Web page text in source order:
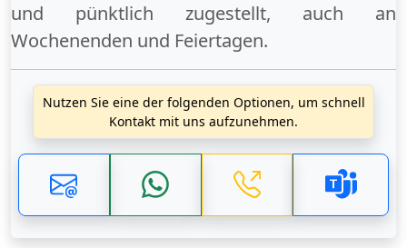
und pünktlich zugestellt, auch an
Wochenenden und Feiertagen.
Nutzen Sie eine der folgenden Optionen, um schnell
Kontakt mit uns aufzunehmen.